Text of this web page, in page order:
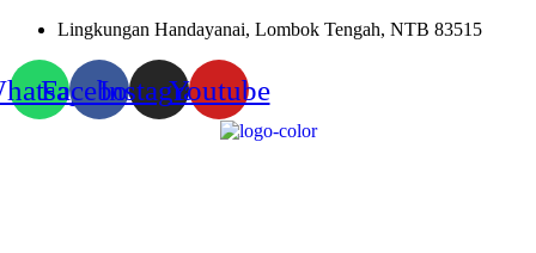
Skip
content
Lingkungan Handayanai, Lombok Tengah, NTB 83515
FacebookInstagramYoutube